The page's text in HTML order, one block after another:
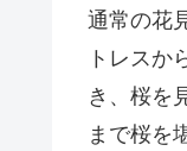
通常の花
トレスか
き、桜を
まで桜を